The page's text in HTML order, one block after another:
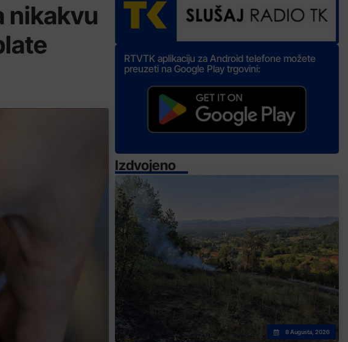
nikakvu
RTVTK aplikaciju za Android telefone možete
preuzeti na Google Play trgovini:
Izdvojeno
8 Augusta, 2026